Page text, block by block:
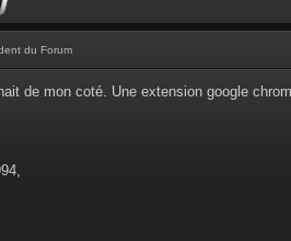
du Forum
de mon coté. Une extension google